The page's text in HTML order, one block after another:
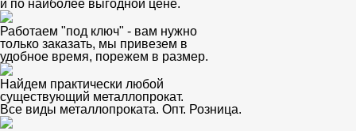
и по наиболее выгодной цене.
Работаем "под ключ" - вам нужно
только заказать, мы привезем в
удобное время, порежем в размер.
Найдем практически любой
существующий металлопрокат.
Все виды металлопроката. Опт. Розница.